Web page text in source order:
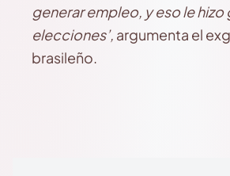
generar empleo, y eso le hizo
elecciones’, argumenta el
brasileño.